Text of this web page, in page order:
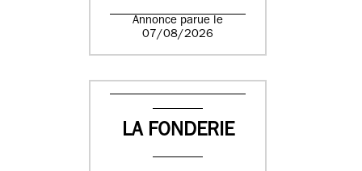
Annonce parue le
07/08/2026
LA FONDERIE